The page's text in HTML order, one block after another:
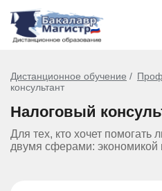
Дистанционное обучение
консультант
Налоговый
Для тех, кто хочет помогать
двумя сферами: экономикой